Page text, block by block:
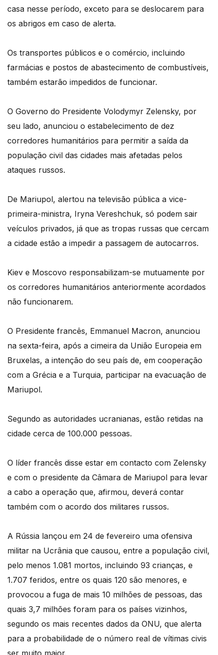
casa nesse período, exceto para se deslocarem para
os abrigos em caso de alerta.
Os transportes públicos e o comércio, incluindo
farmácias e postos de abastecimento de combustíveis,
também estarão impedidos de funcionar.
O Governo do Presidente Volodymyr Zelensky, por
seu lado, anunciou o estabelecimento de dez
corredores humanitários para permitir a saída da
população civil das cidades mais afetadas pelos
ataques russos.
De Mariupol, alertou na televisão pública a vice-
primeira-ministra, Iryna Vereshchuk, só podem sair
veículos privados, já que as tropas russas que cercam
a cidade estão a impedir a passagem de autocarros.
Kiev e Moscovo responsabilizam-se mutuamente por
os corredores humanitários anteriormente acordados
não funcionarem.
O Presidente francês, Emmanuel Macron, anunciou
na sexta-feira, após a cimeira da União Europeia em
Bruxelas, a intenção do seu país de, em cooperação
com a Grécia e a Turquia, participar na evacuação de
Mariupol.
Segundo as autoridades ucranianas, estão retidas na
cidade cerca de 100.000 pessoas.
O líder francês disse estar em contacto com Zelensky
e com o presidente da Câmara de Mariupol para levar
a cabo a operação que, afirmou, deverá contar
também com o acordo dos militares russos.
A Rússia lançou em 24 de fevereiro uma ofensiva
militar na Ucrânia que causou, entre a população civil,
pelo menos 1.081 mortos, incluindo 93 crianças, e
1.707 feridos, entre os quais 120 são menores, e
provocou a fuga de mais 10 milhões de pessoas, das
quais 3,7 milhões foram para os países vizinhos,
segundo os mais recentes dados da ONU, que alerta
para a probabilidade de o número real de vítimas civis